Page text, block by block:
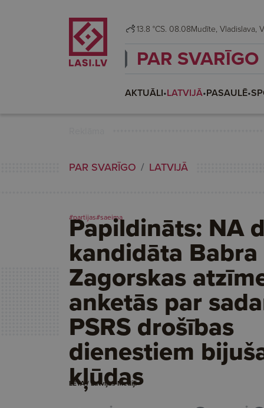
13.8 °CS. 08.08
PAR SVARĪGO
AKTUĀLI•LATVIJĀ•PASAULĒ•
PAR SVARĪGO LATVIJĀ
#partijas#saeima
Papildināts: NA
kandidāta Babra
Zagorskas
anketās par
PSRS drošības
dienestiem
kļūdas
LETA / Latvijas Mediji